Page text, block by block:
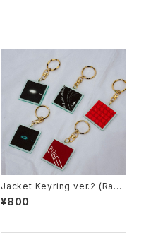
Jacket Keyring ver.2 (Rand
om)
¥800